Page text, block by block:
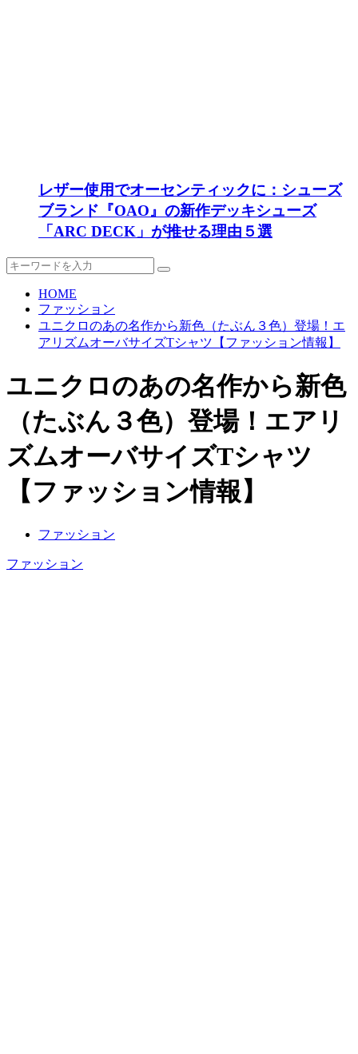
レザー使用でオーセンティックに：シューズ
ブランド『OAO』の新作デッキシューズ
「ARC DECK」が推せる理由５選
HOME
ファッション
ユニクロのあの名作から新色（たぶん３色）登場！エ
アリズムオーバサイズTシャツ【ファッション情報】
ユニクロのあの名作から新色
（たぶん３色）登場！エアリ
ズムオーバサイズTシャツ
【ファッション情報】
ファッション
ファッション